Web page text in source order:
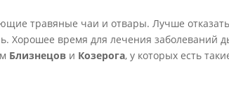
травяные чаи и отвары. Лучше
Хорошее время для лечения заболеваний
Близнецов и Козерога, у которых есть